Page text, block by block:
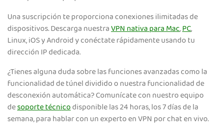
Una suscripción te proporciona conexiones ilimitadas de
dispositivos. Descarga nuestraVPN nativa para Mac,PC,
Linux, iOS y Android y conéctate rápidamente usando tu
dirección IP dedicada.
¿Tienes alguna duda sobre las funciones avanzadas como la
funcionalidad de túnel dividido o nuestra funcionalidad de
desconexión automática? Comunícate con nuestro equipo
desoporte técnicodisponible las 24 horas, los 7 días de la
semana, para hablar con un experto en VPN por chat en vivo.